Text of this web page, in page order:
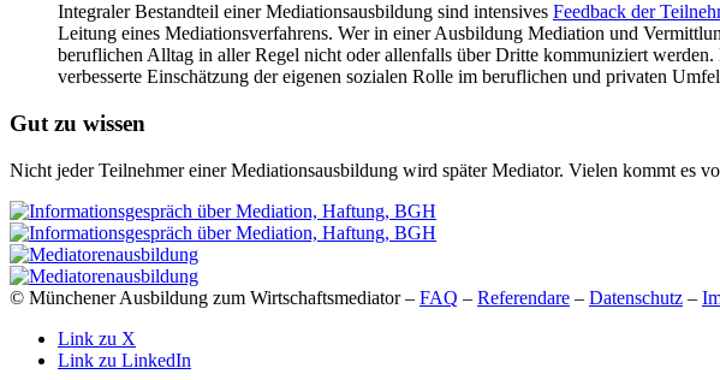
Integraler Bestandteil einer Mediationsausbildung sind intensives Feedback der
Leitung eines Mediationsverfahrens. Wer in einer Ausbildung Mediation und
beruflichen Alltag in aller Regel nicht oder allenfalls über Dritte kommuniziert
verbesserte Einschätzung der eigenen sozialen Rolle im beruflichen und privaten
Gut zu wissen
Nicht jeder Teilnehmer einer Mediationsausbildung wird später Mediator. Vielen kommt es
© Münchener Ausbildung zum Wirtschaftsmediator – FAQ – Referendare – Datenschutz –
Link zu X
Link zu LinkedIn